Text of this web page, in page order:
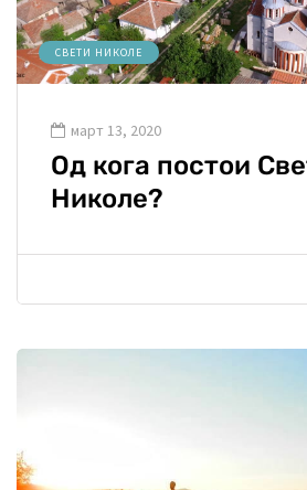
СВЕТИ НИКОЛЕ
март 13, 2020
Од кога постои
Николе?